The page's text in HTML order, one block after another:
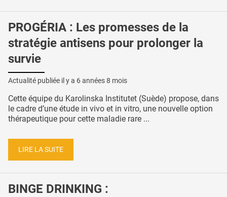
PROGÉRIA : Les promesses de la
stratégie antisens pour prolonger la
survie
Actualité publiée il y a 6 années 8 mois
Cette équipe du Karolinska Institutet (Suède) propose, dans
le cadre d’une étude in vivo et in vitro, une nouvelle option
thérapeutique pour cette maladie rare ...
LIRE LA SUITE
BINGE DRINKING :